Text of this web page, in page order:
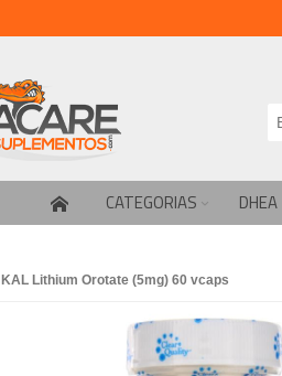
CATEGORIAS DHEA
KAL Lithium Orotate (5mg) 60 vcaps